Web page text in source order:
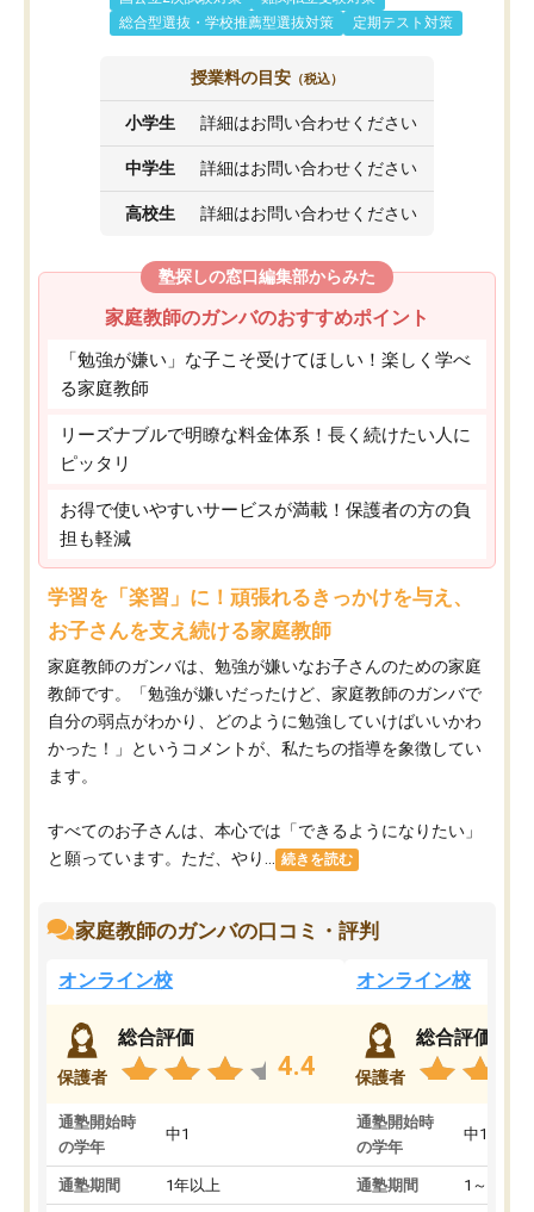
総合型選抜・学校推薦型選抜対策
定期テスト対策
授業料の目安 （税込）
小学生 詳細はお問い合わせください
中学生 詳細はお問い合わせください
高校生 詳細はお問い合わせください
塾探しの窓口編集部からみた
家庭教師のガンバのおすすめポイント
「勉強が嫌い」な子こそ受けてほしい！楽しく学べ
る家庭教師
リーズナブルで明瞭な料金体系！長く続けたい人に
ピッタリ
お得で使いやすいサービスが満載！保護者の方の負
担も軽減
学習を「楽習」に！頑張れるきっかけを与え、
お子さんを支え続ける家庭教師
家庭教師のガンバは、勉強が嫌いなお子さんのための家庭
教師です。「勉強が嫌いだったけど、家庭教師のガンバで
自分の弱点がわかり、どのように勉強していけばいいかわ
かった！」というコメントが、私たちの指導を象徴してい
ます。
すべてのお子さんは、本心では「できるようになりたい」
と願っています。ただ、やり...
続きを読む
家庭教師のガンバの口コミ・評判
オンライン校
保護者
総合評価
4.4
通塾開始時
の学年
中1
通塾期間 1年以上
オンライン校
保護者
総合評価
通塾開始時
の学年
中1
通塾期間 1～3ヵ月